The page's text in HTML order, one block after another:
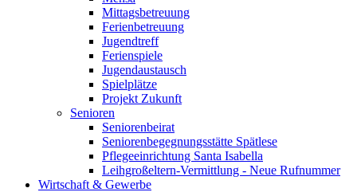
Mittagsbetreuung
Ferienbetreuung
Jugendtreff
Ferienspiele
Jugendaustausch
Spielplätze
Projekt Zukunft
Senioren
Seniorenbeirat
Seniorenbegegnungsstätte Spätlese
Pflegeeinrichtung Santa Isabella
Leihgroßeltern-Vermittlung - Neue Rufnummer
Wirtschaft & Gewerbe